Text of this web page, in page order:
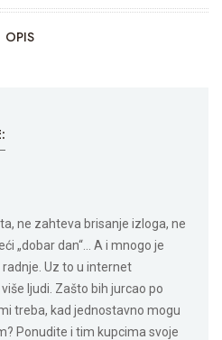
OPIS
ne zahteva brisanje izloga, ne
„dobar dan“… A i mnogo je
Uz to u internet
ljudi. Zašto bih jurcao po
treba, kad jednostavno mogu
Ponudite i tim kupcima svoje